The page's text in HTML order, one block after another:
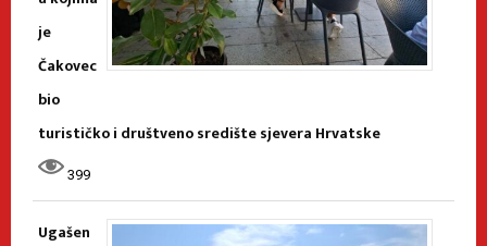
je
Čakovec
bio
turističko i društveno središte sjevera Hrvatske
399
Ugašen